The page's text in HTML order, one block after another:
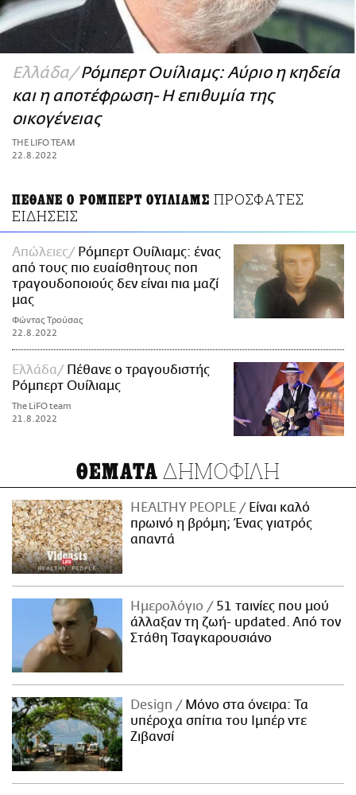
ΑΜΠΑ
PRINT
Ελλάδα Ρόμπερτ Ουίλιαμς: Αύριο η κηδεία
και η αποτέφρωση- Η επιθυμία της
οικογένειας
THE LIFO TEAM
22.8.2022
ΠΕΘΑΝΕ Ο ΡΟΜΠΕΡΤ ΟΥΙΛΙΑΜΣ ΠΡΟΣΦΑΤΕΣ
ΕΙΔΗΣΕΙΣ
Απώλειες
Ρόμπερτ Ουίλιαμς: ένας
από τους πιο ευαίσθητους ποπ
τραγουδοποιούς δεν είναι πια μαζί
μας
Φώντας Τρούσας
22.8.2022
Ελλάδα
Πέθανε ο τραγουδιστής
Ρόμπερτ Ουίλιαμς
The LiFO team
21.8.2022
ΘΕΜΑΤΑ ΔΗΜΟΦΙΛΗ
HEALTHY PEOPLE
Είναι καλό
πρωινό η βρόμη; Ένας γιατρός
απαντά
Ημερολόγιο
51 ταινίες που μού
άλλαξαν τη ζωή- updated. Aπό τον
Στάθη Τσαγκαρουσιάνο
Design
Μόνο στα όνειρα: Τα
υπέροχα σπίτια του Ιμπέρ ντε
Ζιβανσί